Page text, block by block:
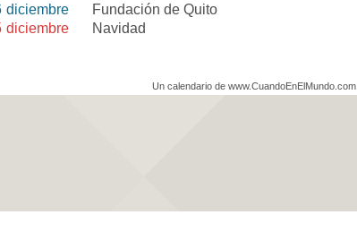
diciembre
Fundación de Quito
diciembre Navidad
Un calendario de www.CuandoEnElMundo.com